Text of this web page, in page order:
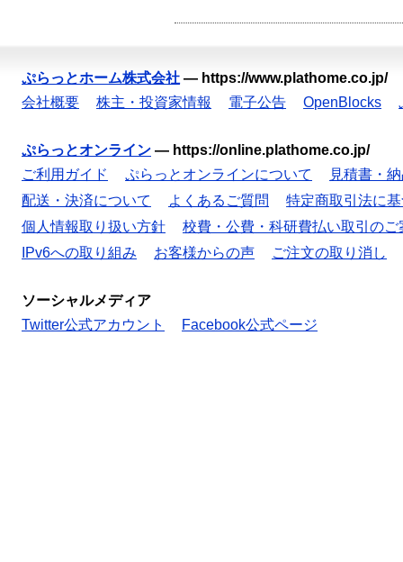
ぷらっとホーム株式会社 — https://www.plathome.co.jp/
会社概要
株主・投資家情報 電子公告 OpenBlocks
ぷらっとオンライン — https://online.plathome.co.jp/
ご利用ガイド
ぷらっとオンラインについて
見積書・
配送・決済について
よくあるご質問
特定商取引法に
個人情報取り扱い方針
校費・公費・科研費払い取引のご
IPv6への取り組み
お客様からの声 ご注文の取り消し
ソーシャルメディア
Twitter公式アカウント
Facebook公式ページ